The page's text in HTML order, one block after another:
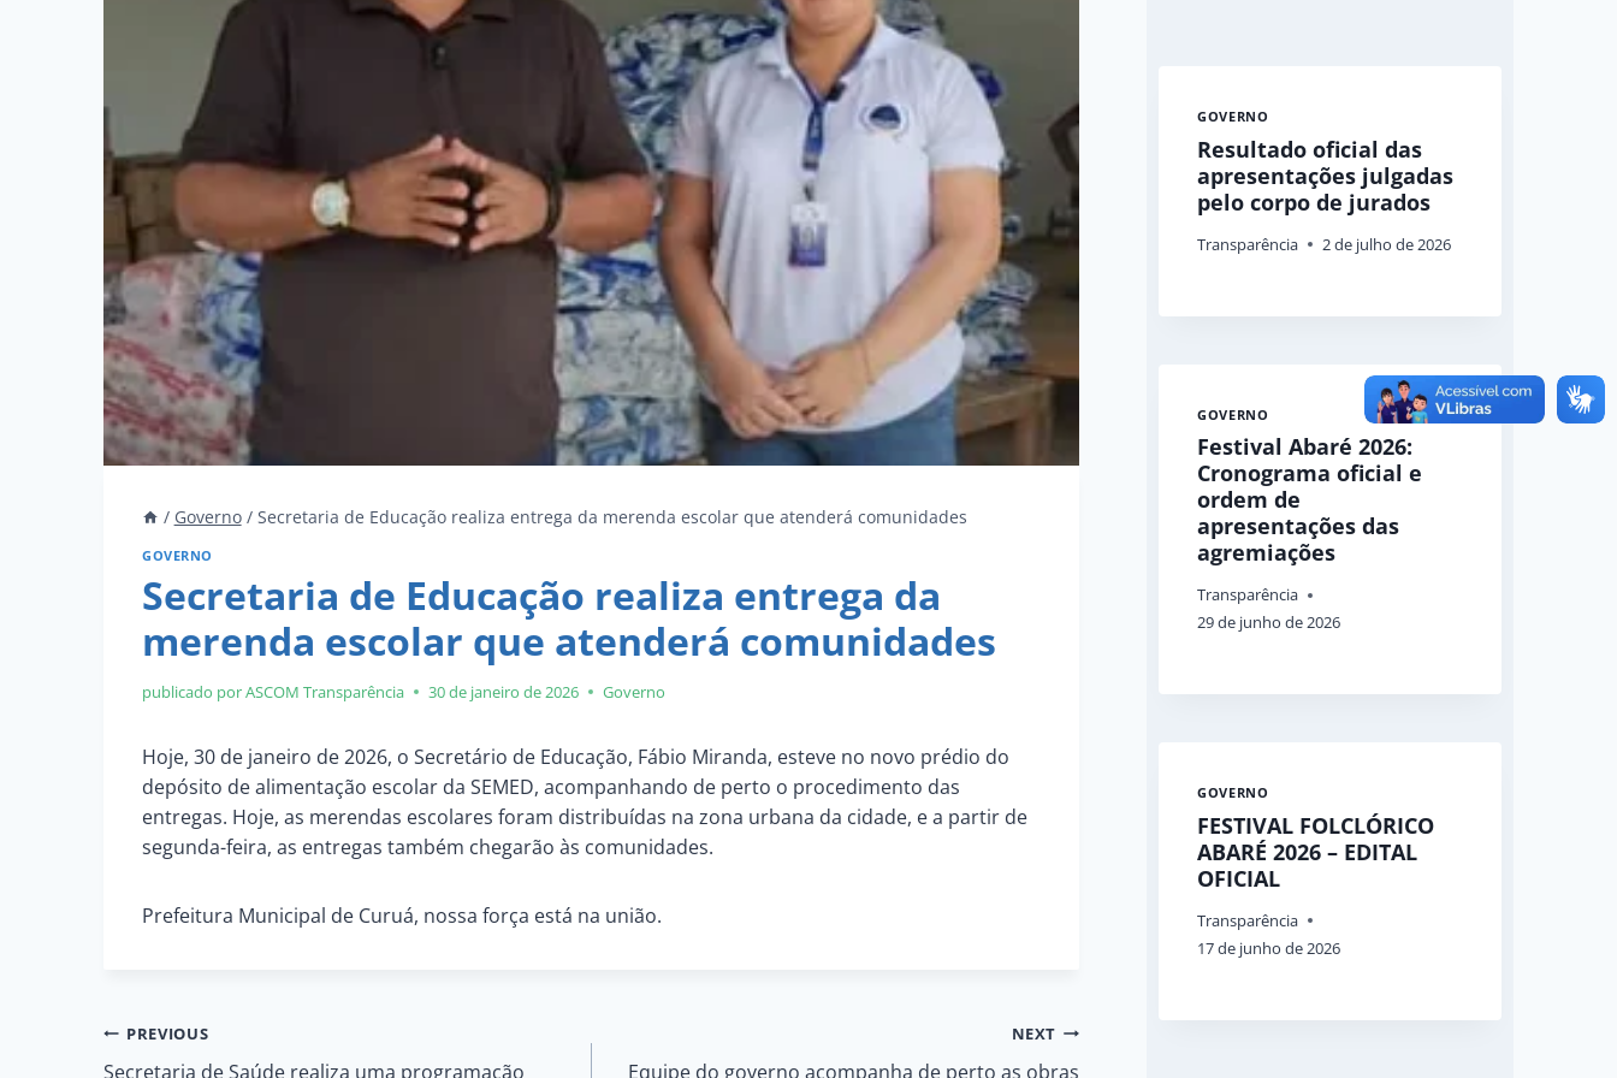
/ Governo / Secretaria de Educação realiza entrega da merenda escolar que atenderá comunidades
GOVERNO
Secretaria de Educação realiza entrega da
merenda escolar que atenderá comunidades
publicado por ASCOM Transparência 30 de janeiro de 2026 Governo
Hoje, 30 de janeiro de 2026, o Secretário de Educação, Fábio Miranda, esteve no novo prédio do
depósito de alimentação escolar da SEMED, acompanhando de perto o procedimento das
entregas. Hoje, as merendas escolares foram distribuídas na zona urbana da cidade, e a partir de
segunda-feira, as entregas também chegarão às comunidades.
Prefeitura Municipal de Curuá, nossa força está na união.
Navegação
PREVIOUS
Secretaria de Saúde realiza uma programação
NEXT
Equipe do governo acompanha de perto as obras
GOVERNO
Resultado oficial das
apresentações julgadas
pelo corpo de jurados
Transparência 2 de julho de 2026
GOVERNO
Festival Abaré 2026:
Cronograma oficial e
ordem de
apresentações das
agremiações
Transparência
29 de junho de 2026
GOVERNO
FESTIVAL FOLCLÓRICO
ABARÉ 2026 – EDITAL
OFICIAL
Transparência
17 de junho de 2026